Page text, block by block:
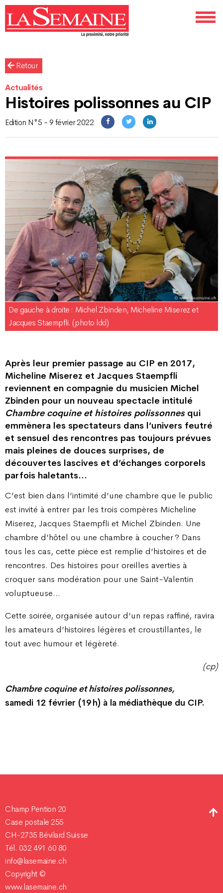
Retour
Actualités
Histoires polissonnes au CIP
Edition N°5 - 9 février 2022
De gauche à droite : Michel Zbinden, Micheline Miserez et
Jacques Staempfli. (photo ldd)
Après leur premier passage au CIP en 2017,
Micheline Miserez et Jacques Staempfli
reviennent en compagnie du musicien Michel
Zbinden pour un nouveau spectacle intitulé
Chambre coquine et histoires polissonnesqui
emmènera les spectateurs dans l’univers feutré
et sensuel des rencontres pas toujours prévues
mais pleines de douces surprises, de
découvertes lascives et d’échanges corporels
parfois haletants…
C’est bien dans l’intimité d’une chambre que le public
est invité à entrer par les trois compères Micheline
Miserez, Jacques Staempfli et Michel Zbinden. Une
chambre d’hôtel ou une chambre à coucher ? Dans
tous les cas, cette pièce est remplie d’histoires et de
rencontres. Des histoires pour oreilles averties à
croquer sans modération pour une Saint-Valentin
voluptueuse…
Cette soirée, organisée autour d’un repas raffiné, ravira
les amateurs d’histoires légères et croustillantes, le
tout avec humour et légèreté.
(cp)
Chambre coquine et histoires polissonnes,
samedi 12 février (19 h) à la médiathèque du CIP.
Champ Pention 20
Case postale 255
CH-2735 Bévilard Suisse
Tél. 032 491 60 80
info@lasemaine.ch
Copyright ©
www.lasemaine.ch